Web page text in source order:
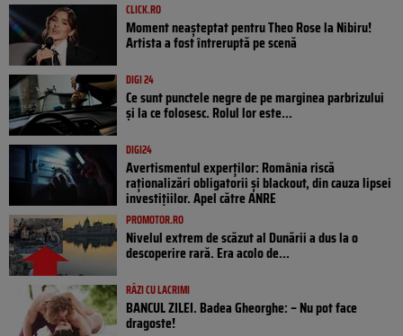
CLICK.RO
Moment neașteptat pentru Theo Rose la Nibiru!
Artista a fost întreruptă pe scenă
DIGI 24
Ce sunt punctele negre de pe marginea parbrizului
și la ce folosesc. Rolul lor este...
DIGI24
Avertismentul experților: România riscă
raționalizări obligatorii și blackout, din cauza lipsei
investițiilor. Apel către ANRE
PROMOTOR.RO
Nivelul extrem de scăzut al Dunării a dus la o
descoperire rară. Era acolo de...
RÂZI CU LACRIMI
BANCUL ZILEI. Badea Gheorghe: – Nu pot face
dragoste!